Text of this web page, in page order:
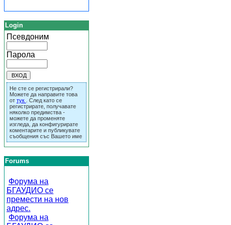
Login
Псевдоним
Парола
Не сте се регистрирали?
Можете да направите това
от тук
. След като се
регистрирате, получавате
няколко предимства -
можете да променяте
изгледа, да конфигурирате
коментарите и публикувате
съобщения със Вашето име
Forums
Форума на
БГАУДИО се
премести на нов
адрес.
Форума на